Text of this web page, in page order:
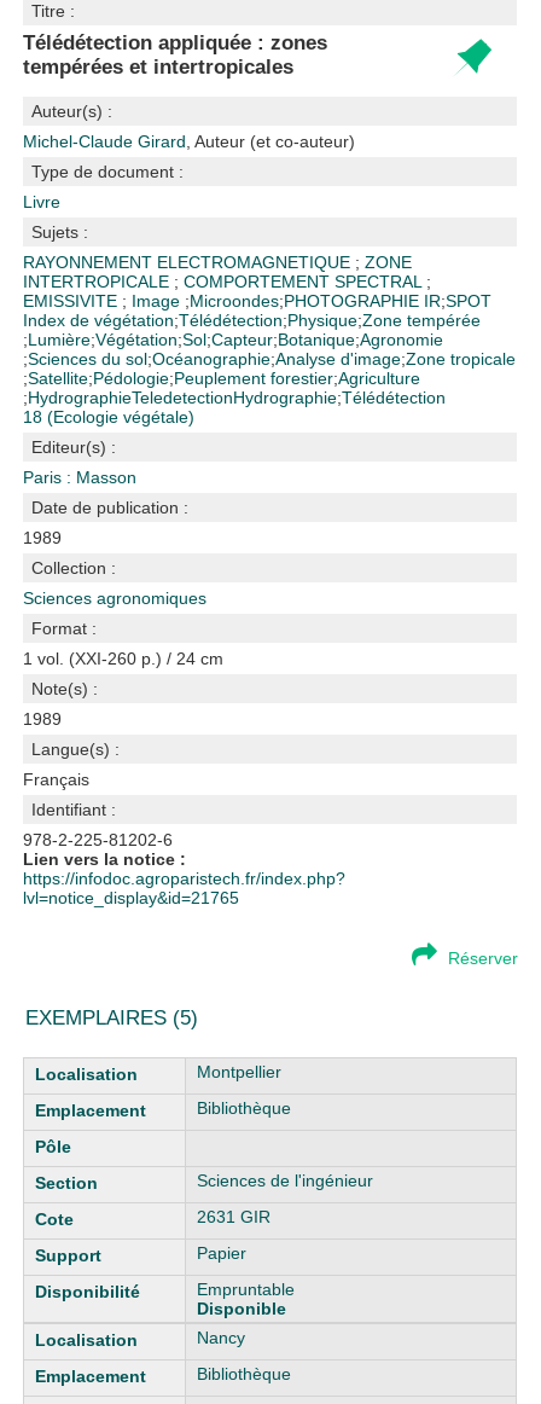
Titre :
Télédétection appliquée : zones
tempérées et intertropicales
Auteur(s) :
Michel-Claude Girard , Auteur (et co-auteur)
Type de document :
Livre
Sujets :
RAYONNEMENT ELECTROMAGNETIQUE ;ZONE
INTERTROPICALE ;COMPORTEMENT SPECTRAL ;
EMISSIVITE ; Image ;Microondes;PHOTOGRAPHIE IR;SPOT
Index de végétation;Télédétection;Physique;Zone tempérée
;Lumière;Végétation;Sol;Capteur;Botanique;Agronomie
;Sciences du sol;Océanographie;Analyse d'image;Zone tropicale
;Satellite;Pédologie;Peuplement forestier;Agriculture
;HydrographieTeledetectionHydrographie;Télédétection
18 (Ecologie végétale)
Editeur(s) :
Paris : Masson
Date de publication :
1989
Collection :
Sciences agronomiques
Format :
1 vol. (XXI-260 p.) / 24 cm
Note(s) :
1989
Langue(s) :
Français
Identifiant :
978-2-225-81202-6
Lien vers la notice :
https://infodoc.agroparistech.fr/index.php?
lvl=notice_display&id=21765
Réserver
EXEMPLAIRES (5)
Liste des exemplaires
Montpellier
Bibliothèque
Sciences de l'ingénieur
2631 GIR
Papier
Empruntable
Disponible
Nancy
Bibliothèque